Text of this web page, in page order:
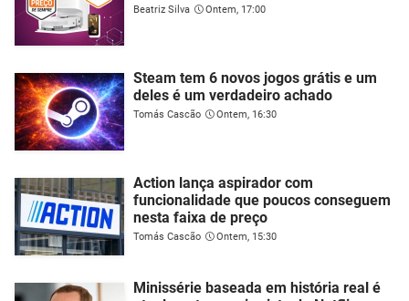
Beatriz Silva Ontem, 17:00
Steam tem 6 novos jogos grátis e um
deles é um verdadeiro achado
Tomás Cascão Ontem, 16:30
Action lança aspirador com
funcionalidade que poucos conseguem
nesta faixa de preço
Tomás Cascão Ontem, 15:30
Minissérie baseada em história real é